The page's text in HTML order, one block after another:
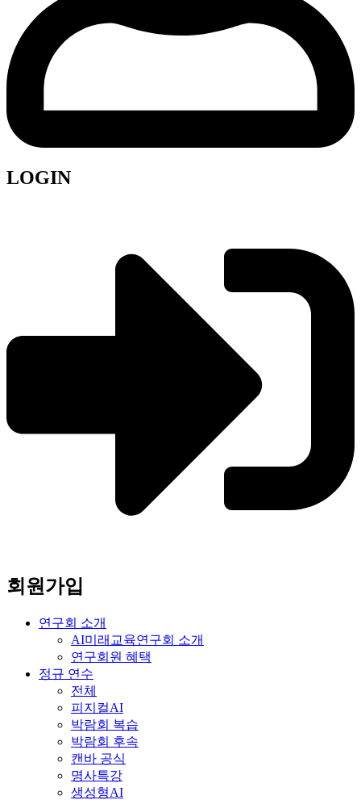
LOGIN
회원가입
연구회 소개
AI미래교육연구회 소개
연구회원 혜택
정규 연수
전체
피지컬AI
박람회 복습
박람회 후속
캔바 공식
명사특강
생성형AI